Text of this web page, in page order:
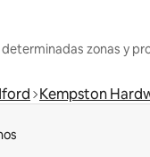
zonas y
Kempston